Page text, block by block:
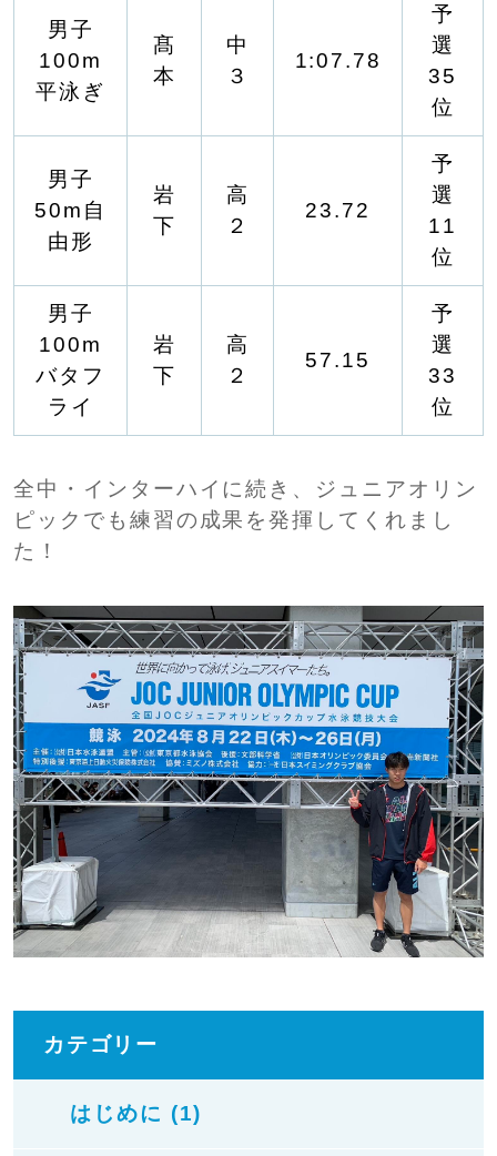
男子
100m
平泳ぎ
髙
本
中
３
1:07.78
予
選
35
位
男子
50m自
由形
岩
下
高
２
23.72
予
選
11
位
男子
100m
バタフ
ライ
岩
下
高
２
57.15
予
選
33
位
全中・インターハイに続き、ジュニアオリン
ピックでも練習の成果を発揮してくれまし
た！
カテゴリー
はじめに (1)